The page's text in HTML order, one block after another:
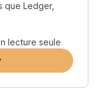
que Ledger,
lecture seule